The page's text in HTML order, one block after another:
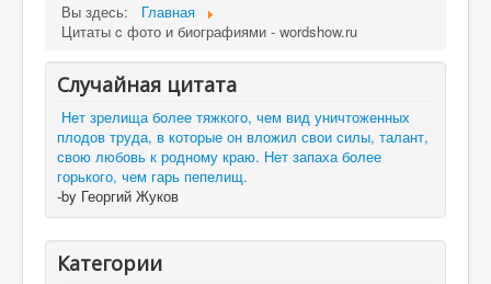
Вы здесь:
Главная
Цитаты c фото и биографиями - wordshow.ru
Случайная цитата
Нет зрелища более тяжкого, чем вид уничтоженных
плодов труда, в которые он вложил свои силы, талант,
свою любовь к родному краю. Нет запаха более
горького, чем гарь пепелищ.
-by Георгий Жуков
Категории